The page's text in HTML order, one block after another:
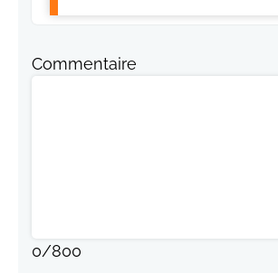
Commentaire
0/800